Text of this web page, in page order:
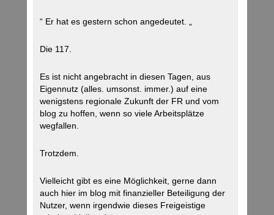
“ Er hat es gestern schon angedeutet. „
Die 117.
Es ist nicht angebracht in diesen Tagen, aus
Eigennutz (alles. umsonst. immer.) auf eine
wenigstens regionale Zukunft der FR und vom
blog zu hoffen, wenn so viele Arbeitsplätze
wegfallen.
Trotzdem.
Vielleicht gibt es eine Möglichkeit, gerne dann
auch hier im blog mit finanzieller Beteiligung der
Nutzer, wenn irgendwie dieses Freigeistige